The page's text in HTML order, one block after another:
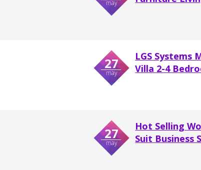
may
27
may
LGS Systems
Villa 2-4
27
may
Hot Selling
Suit Business